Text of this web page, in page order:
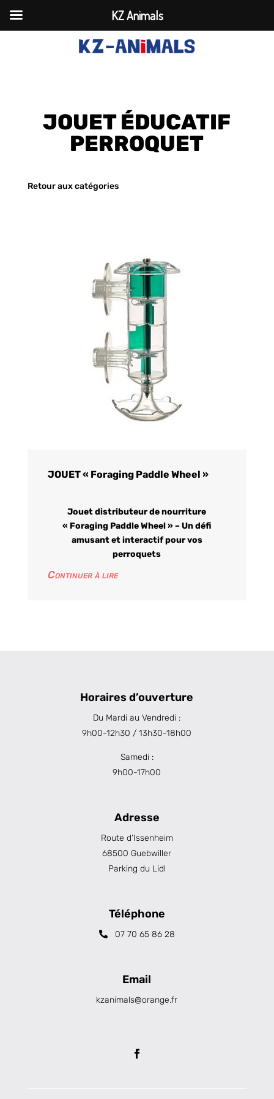
JOUET ÉDUCATIF
PERROQUET
Retour aux catégories
JOUET « Foraging Paddle Wheel »
Jouet distributeur de nourriture
« Foraging Paddle Wheel » – Un défi
amusant et interactif pour vos
perroquets
Continuer à lire
Horaires d’ouverture
Du Mardi au Vendredi :
9h00-12h30 / 13h30-18h00
Samedi :
9h00-17h00
Adresse
Route d’Issenheim
68500 Guebwiller
Parking du Lidl
Téléphone
07 70 65 86 28
Email
kzanimals@orange.fr
KZ Animals